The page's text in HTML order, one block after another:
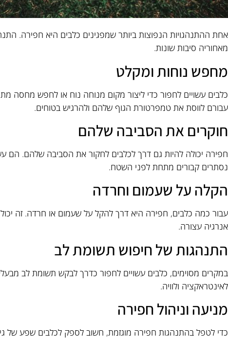
אחת ההתנהגויות הנפוצות ביותר שמפגינים כלבים היא חפירה.
מאחוריה סיבות שונות.
מחפש נוחות ומקלט
כלבים עשויים לחפור כדי ליצור מקום מנוחה נוח או לחפש מחסה
עבורם לווסת את טמפרטורת הגוף שלהם ולהרגיש בטוחים.
חוקרים את הסביבה שלהם
חפירה יכולה להיות גם דרך לכלבים לחקור את הסביבה שלהם. הם
נסתרים קבורים מתחת לפני השטח.
הקלה על שעמום וחרדה
עבור כמה כלבים, חפירה היא דרך להקל על שעמום או חרדה. זה
אנרגיה עצורה.
התנהגות של חיפוש תשומת לב
במקרים מסוימים, כלבים עשויים לחפור כדרך לבקש תשומת לב
לאינטראקציה ולוויה.
מניעה וניהול חפירה
כדי לטפל בהתנהגות חפירה מוגזמת, חשוב לספק לכלבים שפע של גירוי